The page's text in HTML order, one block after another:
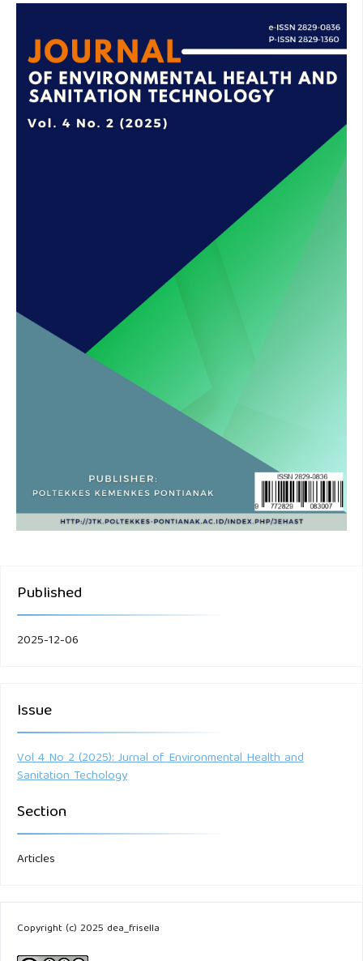
Published
2025-12-06
Issue
Vol 4 No 2 (2025): Jurnal of Environmental Health and
Sanitation Techology
Section
Articles
Copyright (c) 2025 dea_frisella